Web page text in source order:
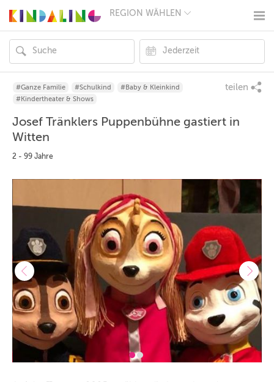
REGION WÄHLEN
MÜNCHEN
HAMBURG
FRANKFURT
KÖLN
DÜSSELDORF
HANNOVER
ZÜRICH
ANDERE
REGIONEN
#Ganze Familie #Schulkind
#Baby & Kleinkind
#Kindertheater & Shows
teilen
Josef Tränklers Puppenbühne gastiert in
Witten
2 - 99 Jahre